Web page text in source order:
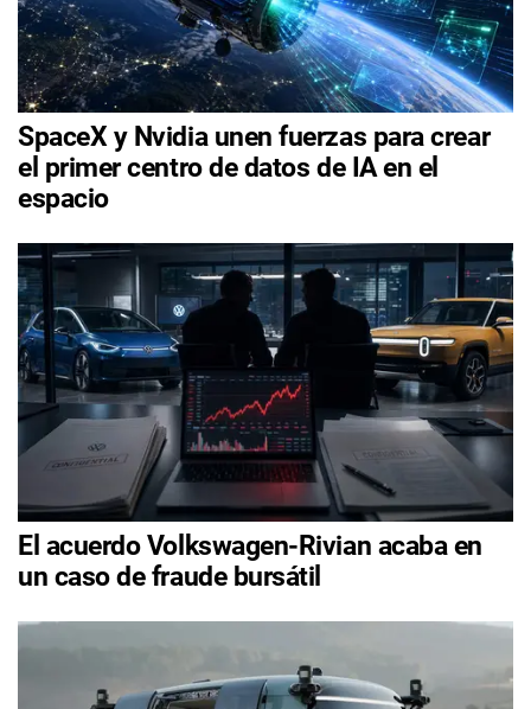
SpaceX y Nvidia unen fuerzas para crear
el primer centro de datos de IA en el
espacio
El acuerdo Volkswagen-Rivian acaba en
un caso de fraude bursátil